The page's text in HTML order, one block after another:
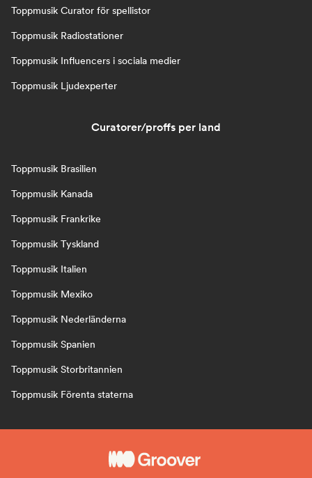
Toppmusik Curator för spellistor
Toppmusik Radiostationer
Toppmusik Influencers i sociala medier
Toppmusik Ljudexperter
Curatorer/proffs per land
Toppmusik Brasilien
Toppmusik Kanada
Toppmusik Frankrike
Toppmusik Tyskland
Toppmusik Italien
Toppmusik Mexiko
Toppmusik Nederländerna
Toppmusik Spanien
Toppmusik Storbritannien
Toppmusik Förenta staterna